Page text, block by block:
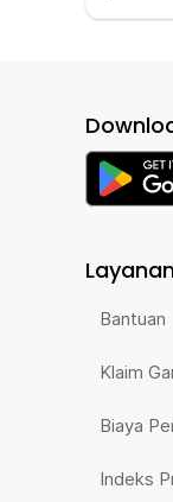
Bantuan
Klaim
Biaya
Indeks